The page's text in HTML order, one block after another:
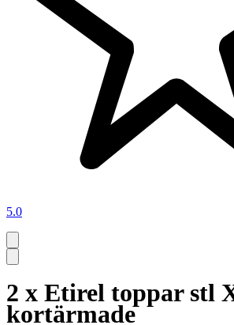
5.0
2 x Etirel toppar stl
kortärmade